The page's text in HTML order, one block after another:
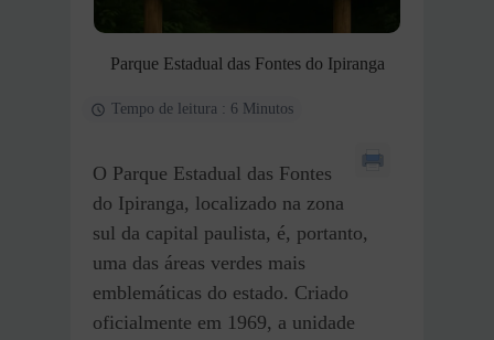
Parque Estadual das Fontes do Ipiranga
Tempo de leitura : 6 Minutos
O Parque Estadual das Fontes
do Ipiranga, localizado na zona
sul da capital paulista, é, portanto,
uma das áreas verdes mais
emblemáticas do estado. Criado
oficialmente em 1969, a unidade